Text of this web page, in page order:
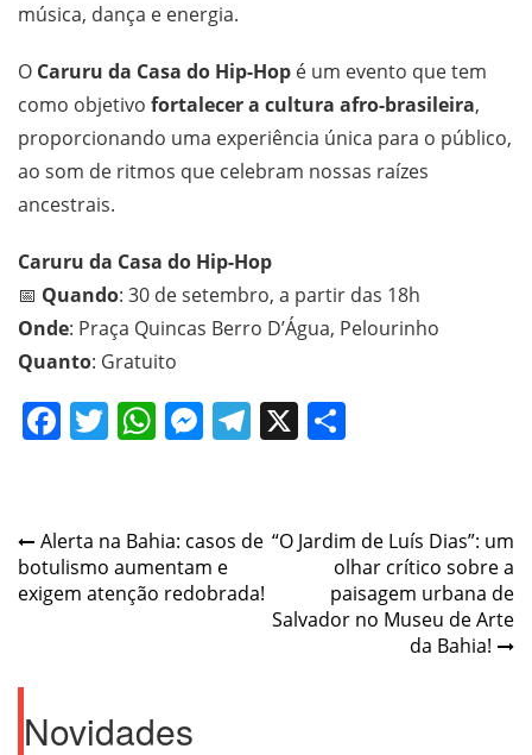
música, dança e energia.
O Caruru da Casa do Hip-Hop é um evento que tem
como objetivo fortalecer a cultura afro-brasileira,
proporcionando uma experiência única para o público,
ao som de ritmos que celebram nossas raízes
ancestrais.
Caruru da Casa do Hip-Hop
📅 Quando: 30 de setembro, a partir das 18h
Onde: Praça Quincas Berro D’Água, Pelourinho
Quanto: Gratuito
Facebook
Twitter
WhatsApp
Messenger
Telegram
X
Post
navigation
Alerta na Bahia: casos de
botulismo aumentam e
exigem atenção redobrada!
“O Jardim de Luís Dias”: um
olhar crítico sobre a
paisagem urbana de
Salvador no Museu de Arte
da Bahia!
Novidades